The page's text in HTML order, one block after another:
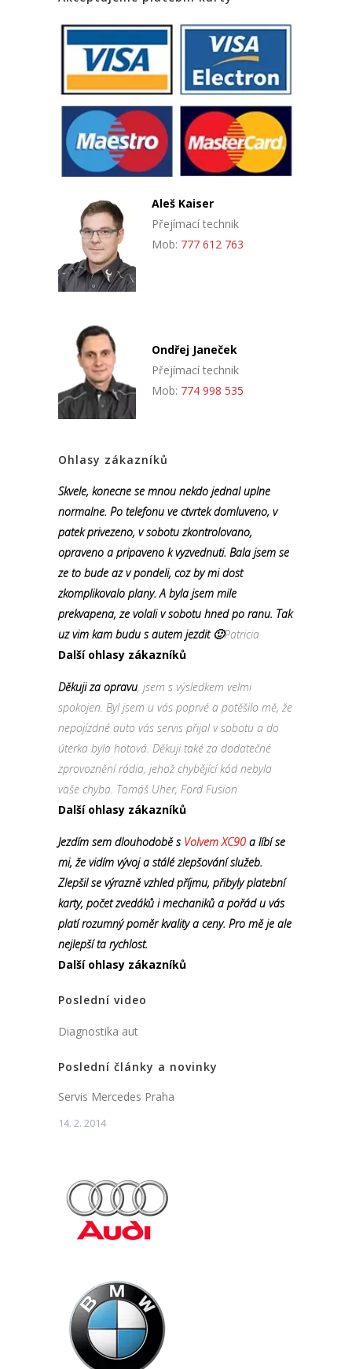
Aleš Kaiser
Přejímací technik
Mob: 777 612 763
Ondřej Janeček
Přejímací technik
Mob: 774 998 535
Ohlasy zákazníků
Skvele, konecne se mnou nekdo jednal uplne
normalne. Po telefonu ve ctvrtek domluveno, v
patek privezeno, v sobotu zkontrolovano,
opraveno a pripaveno k vyzvednuti. Bala jsem se
ze to bude az v pondeli, coz by mi dost
zkomplikovalo plany. A byla jsem mile
prekvapena, ze volali v sobotu hned po ranu. Tak
uz vim kam budu s autem jezdit 🙂Patricia
Další ohlasy zákazníků
Děkuji za opravu, jsem s výsledkem velmi
spokojen. Byl jsem u vás poprvé a potěšilo mě, že
nepojízdné auto vás servis přijal v sobotu a do
úterka byla hotová. Děkuji také za dodatečné
zprovoznění rádia, jehož chybějící kód nebyla
vaše chyba. Tomáš Uher, Ford Fusion
Další ohlasy zákazníků
Jezdím sem dlouhodobě s Volvem XC90 a líbí se
mi, že vidím vývoj a stálé zlepšování služeb.
Zlepšil se výrazně vzhled příjmu, přibyly platební
karty, počet zvedáků i mechaniků a pořád u vás
platí rozumný poměr kvality a ceny. Pro mě je ale
nejlepší ta rychlost.
Další ohlasy zákazníků
Poslední video
Diagnostika aut
Poslední články a novinky
Servis Mercedes Praha
14. 2. 2014